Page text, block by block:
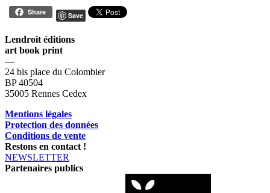
Share Save
Lendroit éditions
art book print
—
24 bis place du Colombier
BP 40504
35005 Rennes Cedex
Mentions légales
Protection des données
Conditions de vente
Restons en contact !
NEWSLETTER
Partenaires publics